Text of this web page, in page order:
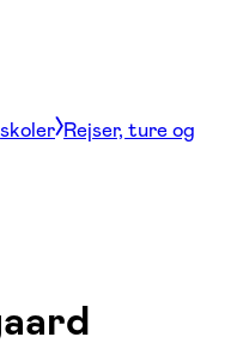
Rejser, ture og